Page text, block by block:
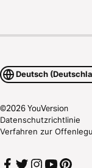
Deutsch
©2026YouVersion
Datenschutzrichtlinie
Verfahren zur